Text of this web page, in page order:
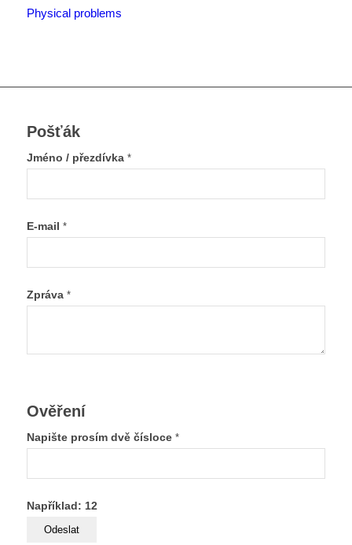
Physical problems
Pošťák
Jméno / přezdívka *
E-mail *
Zpráva *
Ověření
Napište prosím dvě čísloce *
Například: 12